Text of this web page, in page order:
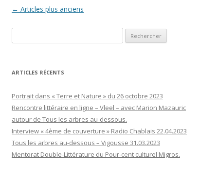
Navigation
← Articles plus anciens
ARTICLES RÉCENTS
Portrait dans « Terre et Nature » du 26 octobre 2023
Rencontre littéraire en ligne – Vleel – avec Marion Mazauric
autour de Tous les arbres au-dessous.
Interview « 4ème de couverture » Radio Chablais 22.04.2023
Tous les arbres au-dessous – Vigousse 31.03.2023
Mentorat Double-Littérature du Pour-cent culturel Migros.